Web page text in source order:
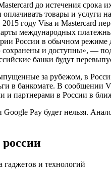
до истечения срока
товары и услуги
году Visa и Mastercard
международных
России в обычном режиме
и доступны», —
банки будут
за рубежом, в
в банкомате. В сообщении
и партнерами в России в
Google Pay будет нельзя.
гаджетов и технологий